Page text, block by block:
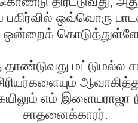
ஒவ்வொரு
ஒன்றைக்
மட்டுமல்ல
எம் இளையராஜா
சாதனைக்காரர்.